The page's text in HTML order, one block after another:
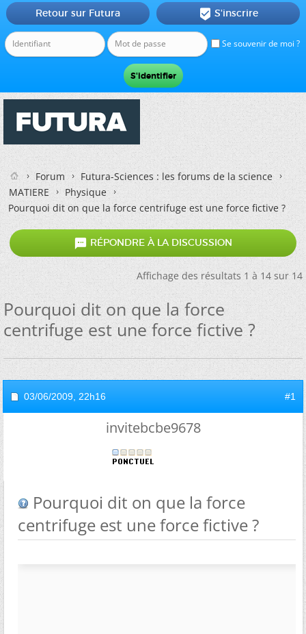
Se souvenir de moi ?
Retour sur Futura  S'inscrire
Forum
Futura-Sciences : les forums de la science
MATIERE
Physique
Pourquoi dit on que la force centrifuge est une force fictive ?
 RÉPONDRE À LA DISCUSSION
Affichage des résultats 1 à 14 sur 14
Pourquoi dit on que la force
centrifuge est une force fictive ?
03/06/2009, 22h16 #1
invitebcbe9678
Pourquoi dit on que la force
centrifuge est une force fictive ?